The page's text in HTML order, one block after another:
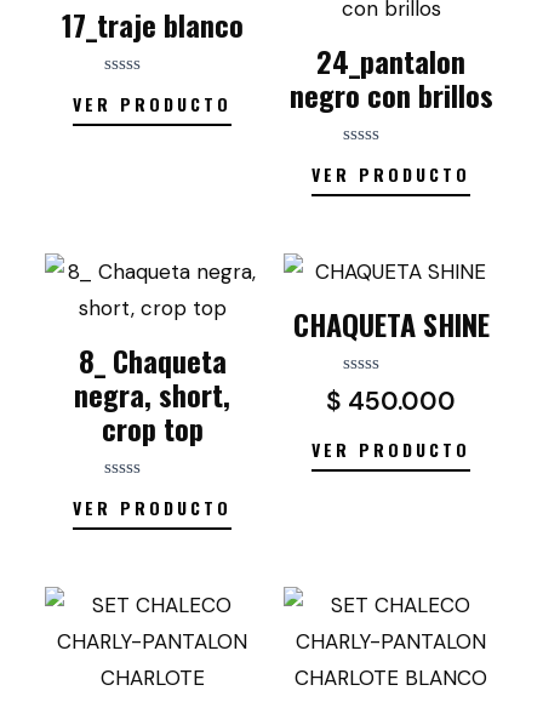
17_traje blanco
con
0
VER PRODUCTO
24_pantalon
negro con brillos
con
0
VER PRODUCTO
8_ Chaqueta
negra, short,
crop top
con
0
VER PRODUCTO
CHAQUETA SHINE
Valorado
con
de
5
$ 450.000
VER PRODUCTO